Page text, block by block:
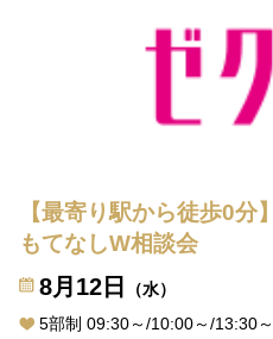
【最寄り駅から徒歩0
もてなしW相談会
8月12日
（水）
5部制 09:30～/10:00～/13:30